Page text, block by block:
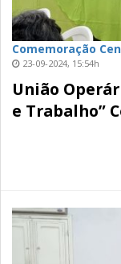
Comemoração
23-09-2024, 15:54h
União
e Trabalho”